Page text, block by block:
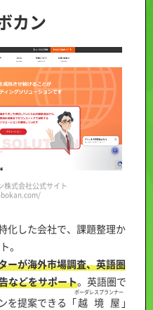
カン
株式会社公式サイト
化した会社で、課題整理か
。
ーが海外市場調査、英語圏
などをサポート。英語圏で
を提案できる「越境屋
ボーダレスプランナー
」